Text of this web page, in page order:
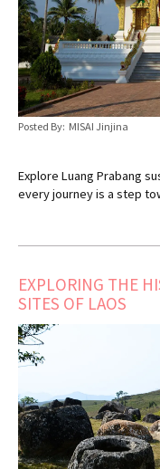
Posted By: MISAI Jinjina
Explore Luang Prabang
every journey is a step
EXPLORING THE
SITES OF LAOS